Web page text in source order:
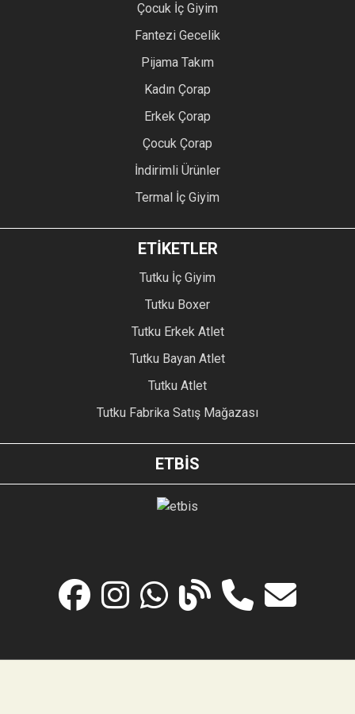
Çocuk İç Giyim
Fantezi Gecelik
Pijama Takım
Kadın Çorap
Erkek Çorap
Çocuk Çorap
İndirimli Ürünler
Termal İç Giyim
ETİKETLER
Tutku İç Giyim
Tutku Boxer
Tutku Erkek Atlet
Tutku Bayan Atlet
Tutku Atlet
Tutku Fabrika Satış Mağazası
ETBİS